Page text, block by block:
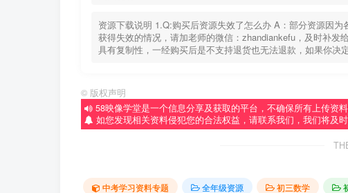
资源下载说明 1.Q:购买后资源失效了怎么办 A：部分资源因
获得失效的情况，请加老师的微信：zhandiankefu，及时补发
具有复制性，一经购买后是不支持退货也无法退款，如果你决
© 版权声明
58映像学堂是一个信息分享及获取的平台，不确保所有上传资料
如您发现相关资料侵犯您的合法权益，请联系我们，我们将及
中考学习资料专题 全年级资源 初三数学